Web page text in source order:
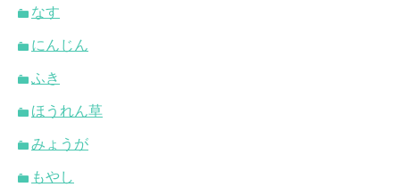
なす
にんじん
ふき
ほうれん草
みょうが
もやし